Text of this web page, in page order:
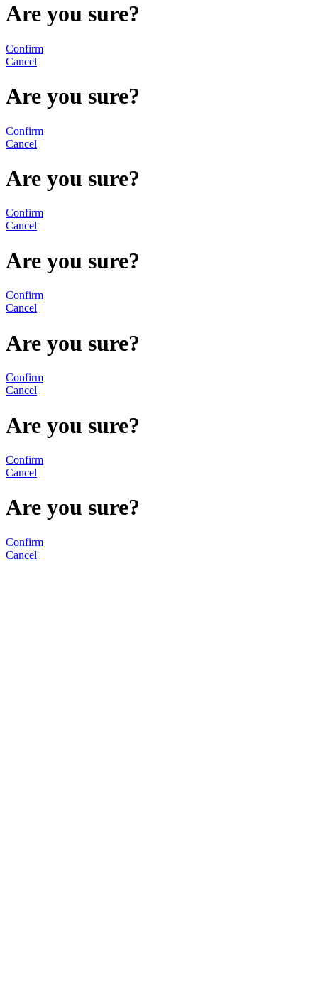
Are you sure?
Confirm
Cancel
Are you sure?
Confirm
Cancel
Are you sure?
Confirm
Cancel
Are you sure?
Confirm
Cancel
Are you sure?
Confirm
Cancel
Are you sure?
Confirm
Cancel
Are you sure?
Confirm
Cancel